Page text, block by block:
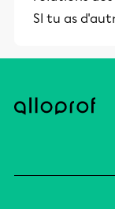
SI tu as